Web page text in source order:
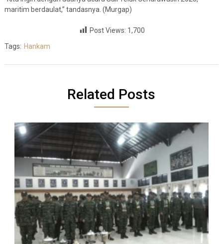
maritim berdaulat,” tandasnya. (Murgap)
Post Views: 1,700
Tags: Hankam
Related Posts